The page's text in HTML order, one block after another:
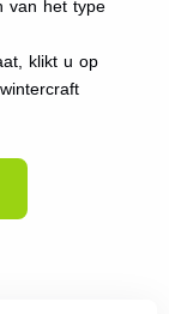
van het type
klikt u op